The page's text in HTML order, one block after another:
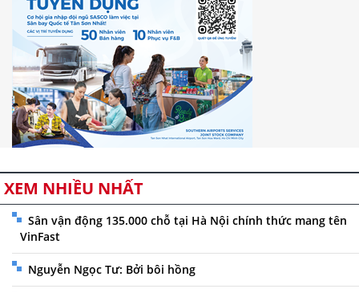
XEM NHIỀU NHẤT
Sân vận động 135.000 chỗ tại Hà Nội chính thức mang tên
VinFast
Nguyễn Ngọc Tư: Bởi bôi hồng